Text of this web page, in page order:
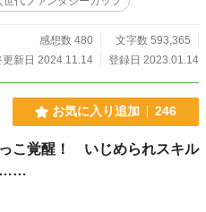
感想数 480
文字数 593,365
更新日 2024.11.14
登録日 2023.01.14
お気に入り追加 246
こ覚醒！ いじめられスキル
……